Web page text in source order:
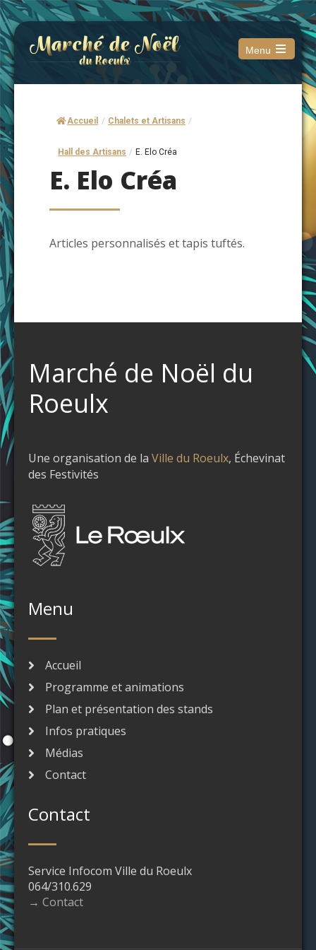
Menu
Open
main
Accueil / Chalets et Artisans /
Hall des Artisans / E. Elo Créa
E. Elo Créa
Articles personnalisés et tapis tuftés.
Marché de Noël du
Roeulx
Une organisation de la Ville du Roeulx, Échevinat
des Festivités
Menu
Accueil
Programme et animations
Plan et présentation des stands
Infos pratiques
Médias
Contact
Contact
Service Infocom Ville du Roeulx
064/310.629
→ Contact